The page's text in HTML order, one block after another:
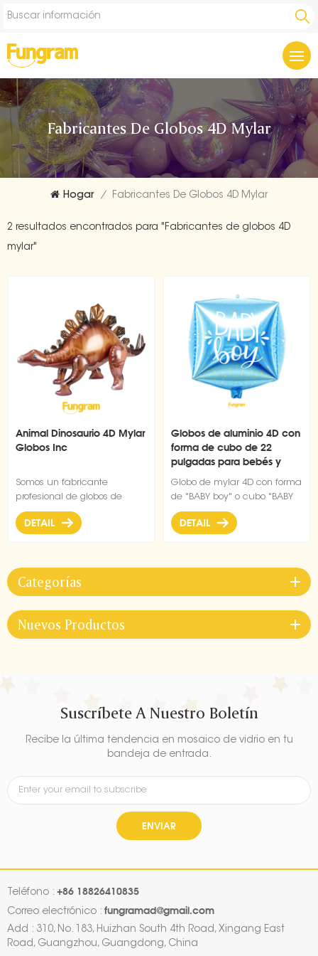
Fabricantes De Globos 4D Mylar
Hogar / Fabricantes De Globos 4D Mylar
2 resultados encontrados para "Fabricantes de globos 4D
mylar"
Animal Dinosaurio 4D Mylar
Globos Inc
Somos un fabricante
profesional de globos de
película de aluminio, y este
globo con botón de
DETAIL
Globos de aluminio 4D con
forma de cubo de 22
pulgadas para bebés y
Globo de mylar 4D con forma
de "BABY boy" o cubo "BABY
girl" impreso, puede llenarse
con aire o helio
DETAIL
Categorías
Nuevos Productos
Suscríbete A Nuestro Boletín
Recibe la última tendencia en mosaico de vidrio en tu
bandeja de entrada.
ENVIAR
Teléfono : +86 18826410835
Correo electrónico : fungramad@gmail.com
Add : 310, No. 183, Huizhan South 4th Road, Xingang East
Road, Guangzhou, Guangdong, China